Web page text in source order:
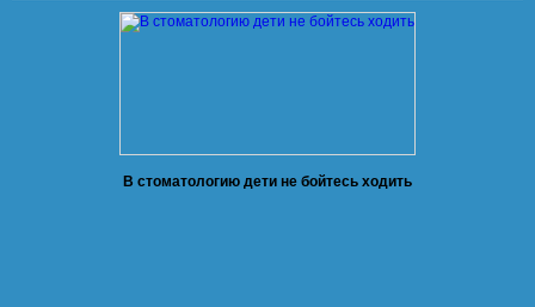
В стоматологию дети не бойтесь ходить